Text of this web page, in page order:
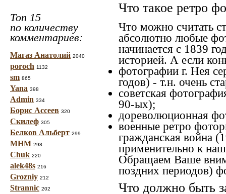
Топ 15
по количеству
комментариев:
Магаз Анатолий 2040
poroch 1132
sm 865
Yana 398
Admin 334
Борис Ассеев 320
Скилеф 305
Белков Альберт 299
МНМ 298
Chuk 220
alek48s 216
Grozniy 212
Strannic 202
Что такое ретро
Что можно считать
абсолютно любые
начинается с 1839
историей. А если
фотографии г. Нея
годов) - т.н. очень
советская
90-ых);
дореволюционная
военные ретро
гражданская война
применительно к
Обращаем Ваше
поздних периодов)
Что должно быть